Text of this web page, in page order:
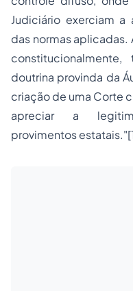
Judiciário exerciam a
das normas
doutrina provinda da
criação de uma Corte
apreciar a
provimentos estatais."